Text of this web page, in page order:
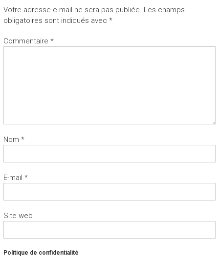
Votre adresse e-mail ne sera pas publiée. Les champs
obligatoires sont indiqués avec *
Commentaire *
Nom *
E-mail *
Site web
Politique de confidentialité